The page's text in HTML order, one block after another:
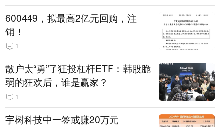
600449，拟最高2亿元回购，注
销！
1
散户太“勇”了狂投杠杆ETF：韩股脆
弱的狂欢后，谁是赢家？
1
宇树科技中一签或赚20万元